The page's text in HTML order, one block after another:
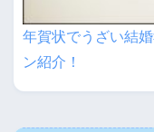
年賀状でうざい結
ン紹介！